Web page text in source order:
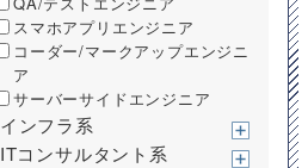
スマホアプリエンジニア
コーダー/マークアップエンジニ
ア
サーバーサイドエンジニア
インフラ系
ITコンサルタント系